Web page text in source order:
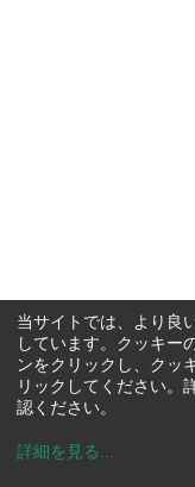
当サイトでは、より良
しています。クッキー
ンをクリックし、クッ
リックしてください。
認ください。
詳細を見る ...